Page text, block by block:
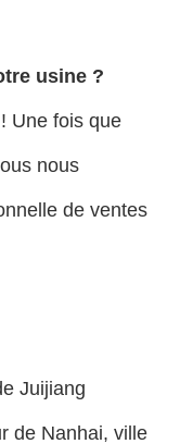
usine ?
Une fois que
nous
de ventes
Juijiang
de Nanhai, ville